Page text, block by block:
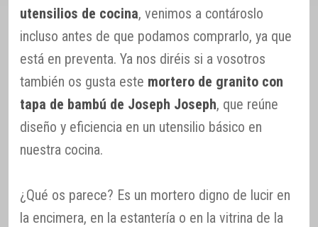
utensilios de cocina, venimos a contároslo
incluso antes de que podamos comprarlo, ya que
está en preventa. Ya nos diréis si a vosotros
también os gusta este mortero de granito con
tapa de bambú de Joseph Joseph, que reúne
diseño y eficiencia en un utensilio básico en
nuestra cocina.
¿Qué os parece? Es un mortero digno de lucir en
la encimera, en la estantería o en la vitrina de la